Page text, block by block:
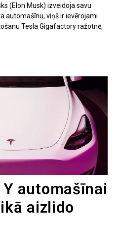
(Elon Musk) izveidoja savu
automašīnu, viņš ir ievērojami
Tesla Gigafactory ražotnē,
automašīnai
aizlido